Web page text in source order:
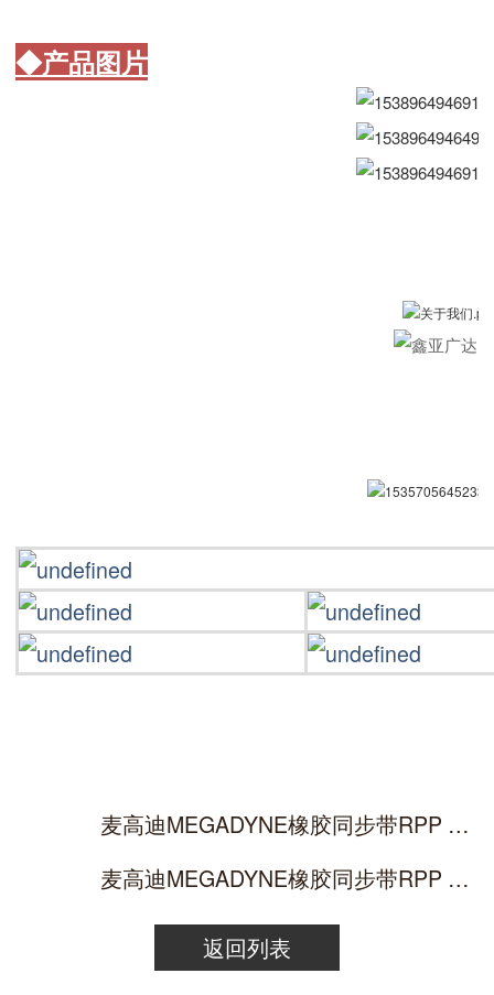
◆产品图片
麦高迪MEGADYNE橡胶同步带RPP GOLD 248/288/320/352-GLD
麦高迪MEGADYNE橡胶同步带RPP GOLD 3200/3280/3600-GLD8
返回列表